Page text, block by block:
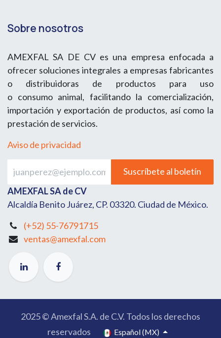
Sobre nosotros
AMEXFAL SA DE CV es una empresa enfocada a
ofrecer soluciones integrales a empresas fabricantes
o distribuidoras de productos para uso
o consumo animal, facilitando la comercialización,
importación y exportación de productos, así como la
prestación de servicios.
Aviso de privacidad
Suscríbete al boletín
AMEXFAL SA de CV
Alcaldía Benito Juárez, CP. 03320. Ciudad de México.
(+52) 55-76791715
ventas@amexfal.com
2025 © Amexfal S.A. de C.V. Todos los derechos
reservados
Español (MX)